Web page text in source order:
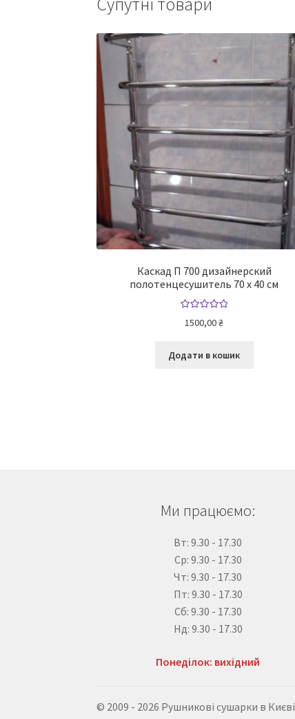
Каскад П 700 дизайнерский
полотенцесушитель 70 х 40 см
5.00з 5
1500,00₴
Додати в кошик
Ми працюємо:
Вт: 9.30 - 17.30
Ср: 9.30 - 17.30
Чт: 9.30 - 17.30
Пт: 9.30 - 17.30
Сб: 9.30 - 17.30
Нд: 9.30 - 17.30
Понеділок: вихідний
© 2009 - 2026 Рушникові сушарки в Києві